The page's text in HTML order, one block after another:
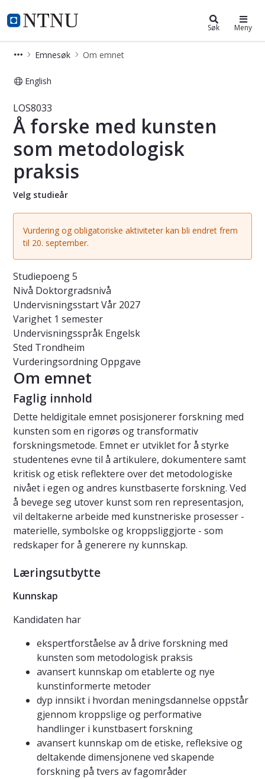
NTNU Hjemmeside
Studier Søk Meny
Emnesøk Om emnet
English
Emne - Å forske med kunsten som
LOS8033
Å forske med kunsten
som metodologisk
praksis
Velg studieår
Vurdering og obligatoriske aktiviteter kan bli endret frem
til 20. september.
Studiepoeng5
Nivå Doktorgradsnivå
UndervisningsstartVår 2027
Varighet 1 semester
Undervisningsspråk Engelsk
Sted Trondheim
VurderingsordningOppgave
Om emnet
Faglig innhold
Dette heldigitale emnet posisjonerer forskning med
kunsten som en rigorøs og transformativ
forskningsmetode. Emnet er utviklet for å styrke
studentenes evne til å artikulere, dokumentere samt
kritisk og etisk reflektere over det metodologiske
nivået i egen og andres kunstbaserte forskning. Ved
å bevege seg utover kunst som ren representasjon,
vil deltakerne arbeide med kunstneriske prosesser -
materielle, symbolske og kroppsliggjorte - som
redskaper for å generere ny kunnskap.
Læringsutbytte
Kunnskap
Kandidaten har
ekspertforståelse av å drive forskning med
kunsten som metodologisk praksis
avansert kunnskap om etablerte og nye
kunstinformerte metoder
dyp innsikt i hvordan meningsdannelse oppstår
gjennom kroppslige og performative
handlinger i kunstbasert forskning
avansert kunnskap om de etiske, refleksive og
deltakende dimensjonene ved skapende
forskning på tvers av fagområder